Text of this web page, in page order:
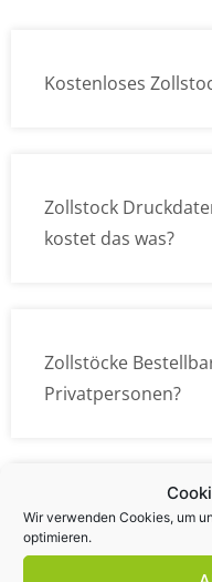
Wir verwenden Cookies, um
optimieren.
Kostenloses
Zollstock
kostet das was?
Zollstöcke
Privatpersonen?
Wie kann ich die
übermitteln?